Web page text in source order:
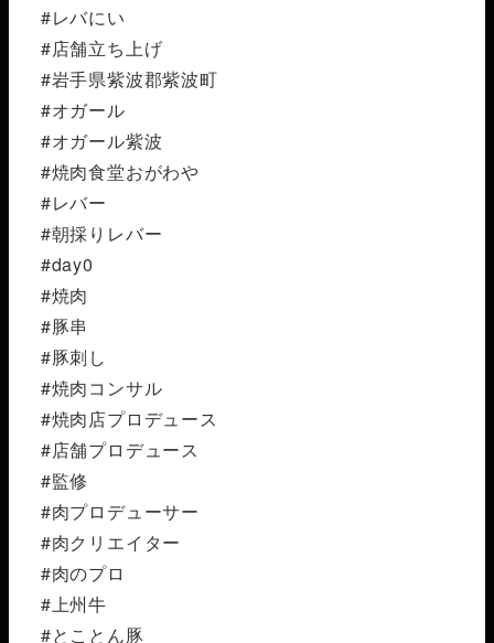
#レバにい
#店舗立ち上げ
#岩手県紫波郡紫波町
#オガール
#オガール紫波
#焼肉食堂おがわや
#レバー
#朝採りレバー
#day0
#焼肉
#豚串
#豚刺し
#焼肉コンサル
#焼肉店プロデュース
#店舗プロデュース
#監修
#肉プロデューサー
#肉クリエイター
#肉のプロ
#上州牛
#とことん豚